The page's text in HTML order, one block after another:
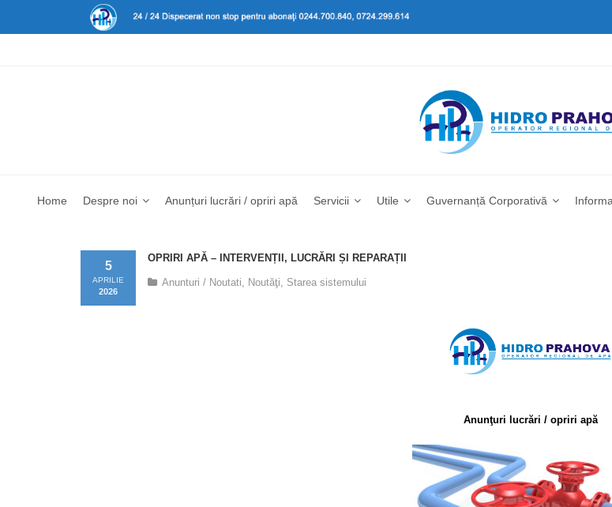
Home Despre noi Anunțuri lucrări / opriri apă Servicii Utile Guvernanță Corporativă
OPRIRI APĂ – INTERVENȚII, LUCRĂRI ȘI REPARAȚII
5
APRILIE
2026
Anunturi / Noutati Noutăţi Starea sistemului
Anunţuri lucrări / opriri apă